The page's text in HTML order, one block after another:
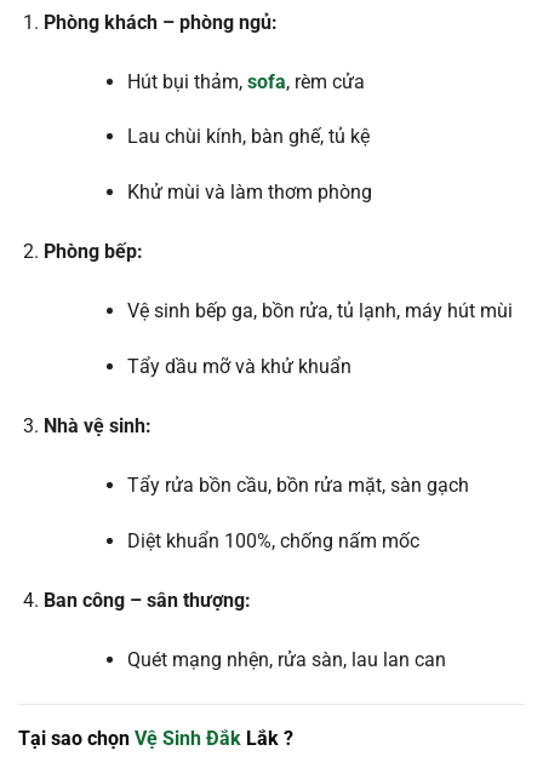
Phòng khách – phòng ngủ:
Hút bụi thảm, sofa, rèm cửa
Lau chùi kính, bàn ghế, tủ kệ
Khử mùi và làm thơm phòng
Phòng bếp:
Vệ sinh bếp ga, bồn rửa, tủ lạnh, máy hút mùi
Tẩy dầu mỡvà khử khuẩn
Nhà vệ sinh:
Tẩy rửa bồn cầu, bồn rửa mặt, sàn gạch
Diệt khuẩn 100%, chống nấm mốc
Ban công – sân thượng:
Quét mạng nhện, rửa sàn, lau lan can
Tại sao chọn Vệ Sinh Đắk Lắk ?